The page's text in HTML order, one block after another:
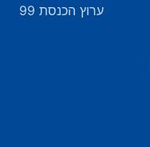
ערוץ הכנסת 99